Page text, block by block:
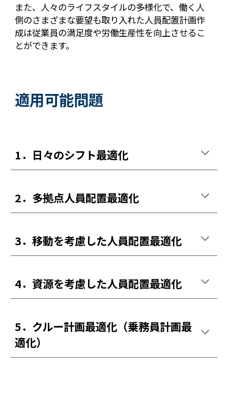
また、人々のライフスタイルの多様化で、働く人
側のさまざまな要望も取り入れた人員配置計画作
成は従業員の満足度や労働生産性を向上させるこ
とができます。
適用可能問題
1．日々のシフト最適化
2．多拠点人員配置最適化
3．移動を考慮した人員配置最適化
4．資源を考慮した人員配置最適化
5．クルー計画最適化（乗務員計画最
適化）